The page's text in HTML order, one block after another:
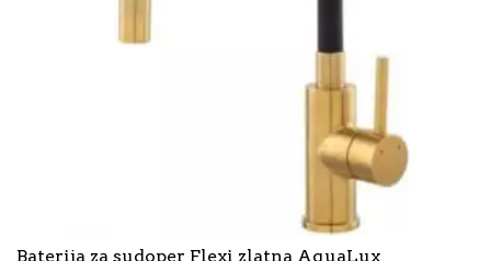
Baterija za sudoper Flexi zlatna AquaLux